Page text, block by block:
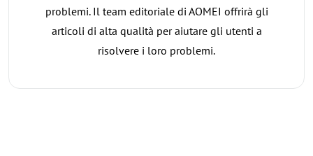
problemi. Il team editoriale di AOMEI offrirà gli
articoli di alta qualità per aiutare gli utenti a
risolvere i loro problemi.